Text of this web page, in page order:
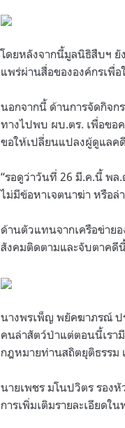
โดยหลังจากนี้มูลนิธิสืบฯ ยั
แพร่ผ่านสื่อขององค์กรเพื่
นอกจากนี้ ด้านการจัดกิจก
ทางไปพบ ผบ.ตร. เพื่อขอ
ขอให้เปลี่ยนแปลงผู้ดูแลค
“รอดูว่าวันที่ 26 มี.ค.นี้ พล
ไม่มีข้อหาเจตนาฆ่า หรือล่
ด้านตัวแทนจากเครือข่าย
สังคมติดตามและจับตาคดี
นางพรเพ็ญ พยัคฆาภรณ์ ป
คนล่าสัตว์ป่าแต่ตอนนี้เรา
กฎหมายท่านสถิตยุติธรรม
นายเพชร มโนปวิตร รองหั
การเพิ่มเติมรายละเอียดใ